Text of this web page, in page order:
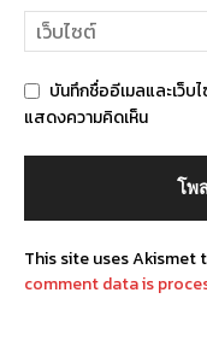
บันทึกชื่ออีเมลและเว็บ
แสดงความคิดเห็น
This site uses Akismet
comment data is